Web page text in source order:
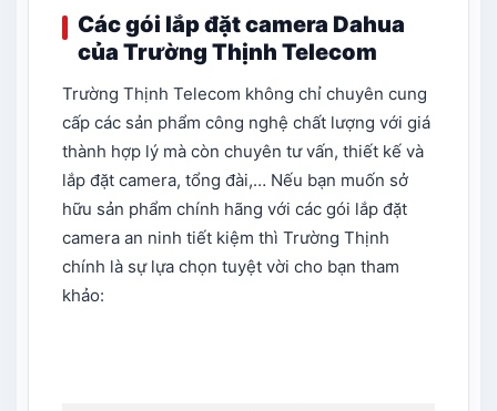
Các gói lắp đặt camera Dahua
của Trường Thịnh Telecom
Trường Thịnh Telecom không chỉ chuyên cung
cấp các sản phẩm công nghệ chất lượng với giá
thành hợp lý mà còn chuyên tư vấn, thiết kế và
lắp đặt camera, tổng đài,… Nếu bạn muốn sở
hữu sản phẩm chính hãng với các gói lắp đặt
camera an ninh tiết kiệm thì Trường Thịnh
chính là sự lựa chọn tuyệt vời cho bạn tham
khảo: